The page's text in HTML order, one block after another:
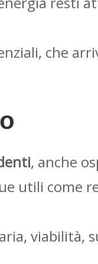
che
, anche
utili come
viabilità,